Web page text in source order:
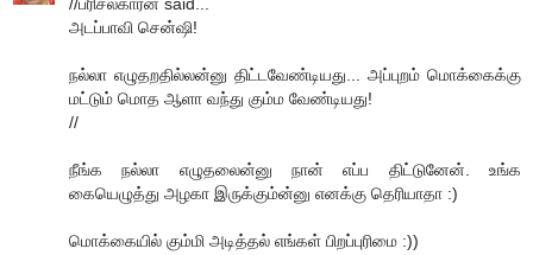
அடப்பாவி சென்ஷி!
நல்லா எழுதறதில்லன்னு திட்டவேண்டியது... அப்புறம் மொக்கைக்கு
மட்டும் மொத ஆளா வந்து கும்ம வேண்டியது!
//
நீங்க நல்லா எழுதலைன்னு நான் எப்ப திட்டுனேன். உங்க
கையெழுத்து அழகா இருக்கும்ன்னு எனக்கு தெரியாதா :)
மொக்கையில் கும்மி அடித்தல் எங்கள் பிறப்புரிமை :))